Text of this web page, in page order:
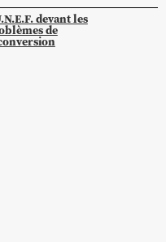
devant les
de